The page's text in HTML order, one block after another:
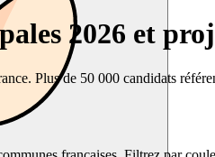
2026 et
Plus de 50 000 candidats